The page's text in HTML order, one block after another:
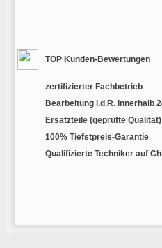
TOP Kunden-Bewertungen
zertifizierter Fachbetrieb
Bearbeitung i.d.R. innerhalb
Ersatzteile (geprüfte Qualität)
100% Tiefstpreis-Garantie
Qualifizierte Techniker auf